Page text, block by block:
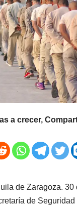
a crecer,
de Zaragoza. 30
de